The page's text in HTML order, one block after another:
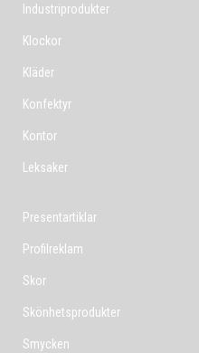
Industriprodukter
Klockor
Kläder
Konfektyr
Kontor
Leksaker
Presentartiklar
Profilreklam
Skor
Skönhetsprodukter
Smycken